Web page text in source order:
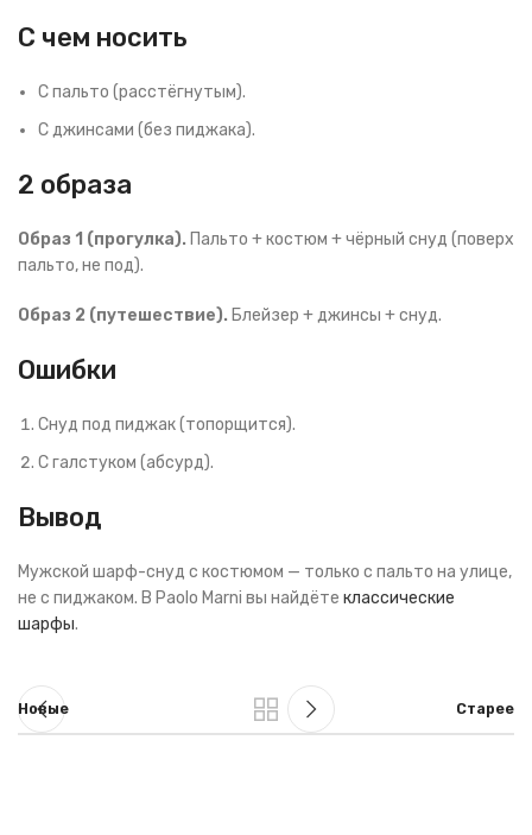
С чем носить
С пальто (расстёгнутым).
С джинсами (без пиджака).
2 образа
Образ 1 (прогулка). Пальто + костюм + чёрный снуд (поверх
пальто, не под).
Образ 2 (путешествие). Блейзер + джинсы + снуд.
Ошибки
Снуд под пиджак (топорщится).
С галстуком (абсурд).
Вывод
Мужской шарф-снуд с костюмом — только с пальто на улице,
не с пиджаком. В Paolo Marni вы найдёте классические
шарфы.
Новые Старее